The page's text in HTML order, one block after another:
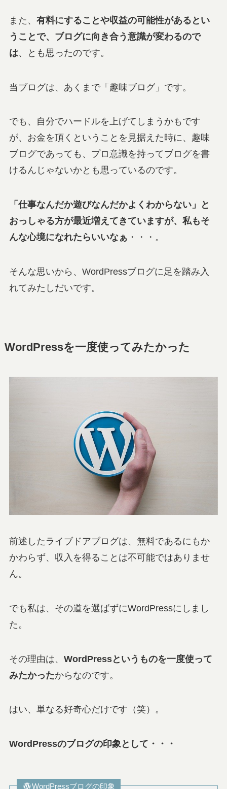
また、 有料にすることや収益の可能性があるとい
うことで、ブログに向き合う意識が変わるので
は、とも思ったのです。
当ブログは、あくまで「趣味ブログ」です。
でも、自分でハードルを上げてしまうかもです
が、お金を頂くということを見据えた時に、趣味
ブログであっても、プロ意識を持ってブログを書
けるんじゃないかとも思っているのです。
「仕事なんだか遊びなんだかよくわからない」と
おっしゃる方が最近増えてきていますが、私もそ
んな心境になれたらいいなぁ ・・・。
そんな思いから、WordPressブログに足を踏み入
れてみたしだいです。
WordPressを一度使ってみたかった
前述したライブドアブログは、無料であるにもか
かわらず、収入を得ることは不可能ではありませ
ん。
でも私は、その道を選ばずにWordPressにしまし
た。
その理由は、 WordPressというものを一度使って
みたかったからなのです。
はい、単なる好奇心だけです（笑）。
WordPressのブログの印象として・・・
WordPressブログの印象